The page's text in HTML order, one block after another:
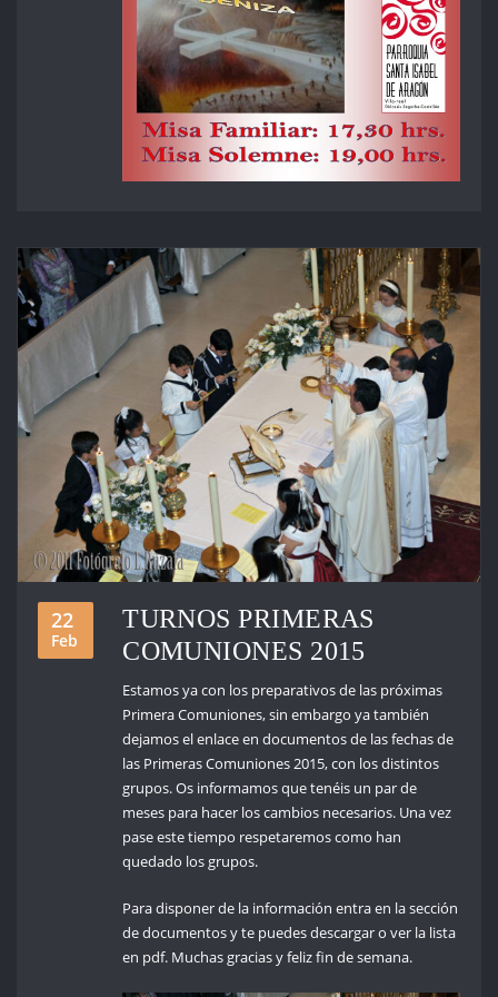
22
Feb
TURNOS PRIMERAS
COMUNIONES 2015
Estamos ya con los preparativos de las próximas
Primera Comuniones, sin embargo ya también
dejamos el enlace en documentos de las fechas de
las Primeras Comuniones 2015, con los distintos
grupos. Os informamos que tenéis un par de
meses para hacer los cambios necesarios. Una vez
pase este tiempo respetaremos como han
quedado los grupos.
Para disponer de la información entra en la sección
de documentos y te puedes descargar o ver la lista
en pdf. Muchas gracias y feliz fin de semana.